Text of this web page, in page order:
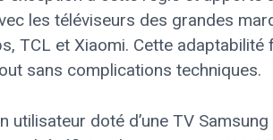
les téléviseurs des grandes
TCL et Xiaomi. Cette adaptabilité
sans complications techniques.
utilisateur doté d’une TV